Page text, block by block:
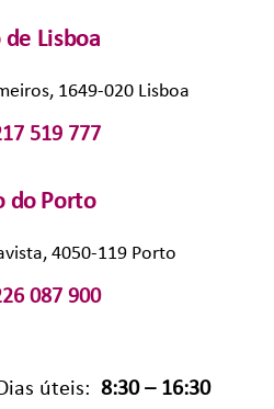
de Lisboa
1649-020 Lisboa
519 777
do Porto
4050-119 Porto
087 900
úteis: 8:30 – 16:30